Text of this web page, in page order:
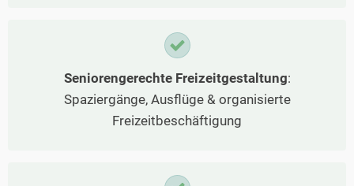
Seniorengerechte Freizeitgestaltung:
Spaziergänge, Ausflüge & organisierte
Freizeitbeschäftigung